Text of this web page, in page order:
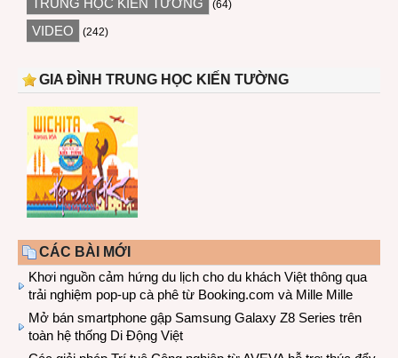
TRUNG HỌC KIẾN TƯỜNG (64)
VIDEO (242)
GIA ĐÌNH TRUNG HỌC KIẾN TƯỜNG
CÁC BÀI MỚI
Khơi nguồn cảm hứng du lịch cho du khách Việt thông qua
trải nghiệm pop-up cà phê từ Booking.com và Mille Mille
Mở bán smartphone gập Samsung Galaxy Z8 Series trên
toàn hệ thống Di Động Việt